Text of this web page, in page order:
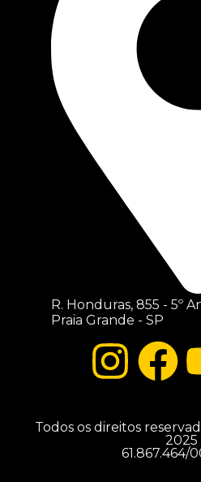
R. Honduras, 855 - 5º
Praia Grande - SP
Todos os direitos
2025
61.867.464/